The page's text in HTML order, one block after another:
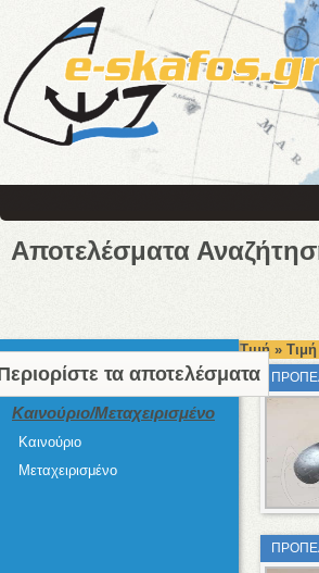
Αποτελέσματα
τα αποτελέσματα
Καινούριο/Μεταχειρισμένο
Καινούριο
Μεταχειρισμένο
Τιμή »